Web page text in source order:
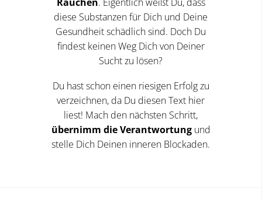
diese Substanzen für Dich und Deine
Gesundheit schädlich sind. Doch Du
findest keinen Weg Dich von Deiner
Sucht zu lösen?
Du hast schon einen riesigen Erfolg zu
verzeichnen, da Du diesen Text hier
liest! Mach den nächsten Schritt,
übernimm die Verantwortungund
stelle Dich Deinen inneren Blockaden.